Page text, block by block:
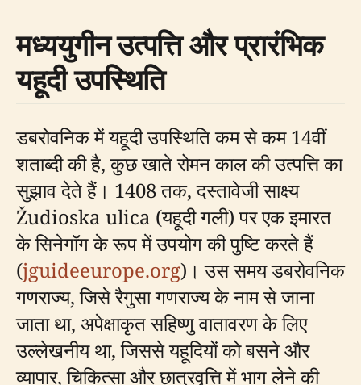
मध्ययुगीन उत्पत्ति और प्रारंभिक
यहूदी उपस्थिति
डबरोवनिक में यहूदी उपस्थिति कम से कम 14वीं
शताब्दी की है, कुछ खाते रोमन काल की उत्पत्ति का
सुझाव देते हैं। 1408 तक, दस्तावेजी साक्ष्य
Žudioska ulica (यहूदी गली) पर एक इमारत
के सिनेगॉग के रूप में उपयोग की पुष्टि करते हैं
(jguideeurope.org)। उस समय डबरोवनिक
गणराज्य, जिसे रैगुसा गणराज्य के नाम से जाना
जाता था, अपेक्षाकृत सहिष्णु वातावरण के लिए
उल्लेखनीय था, जिससे यहूदियों को बसने और
व्यापार, चिकित्सा और छात्रवृत्ति में भाग लेने की